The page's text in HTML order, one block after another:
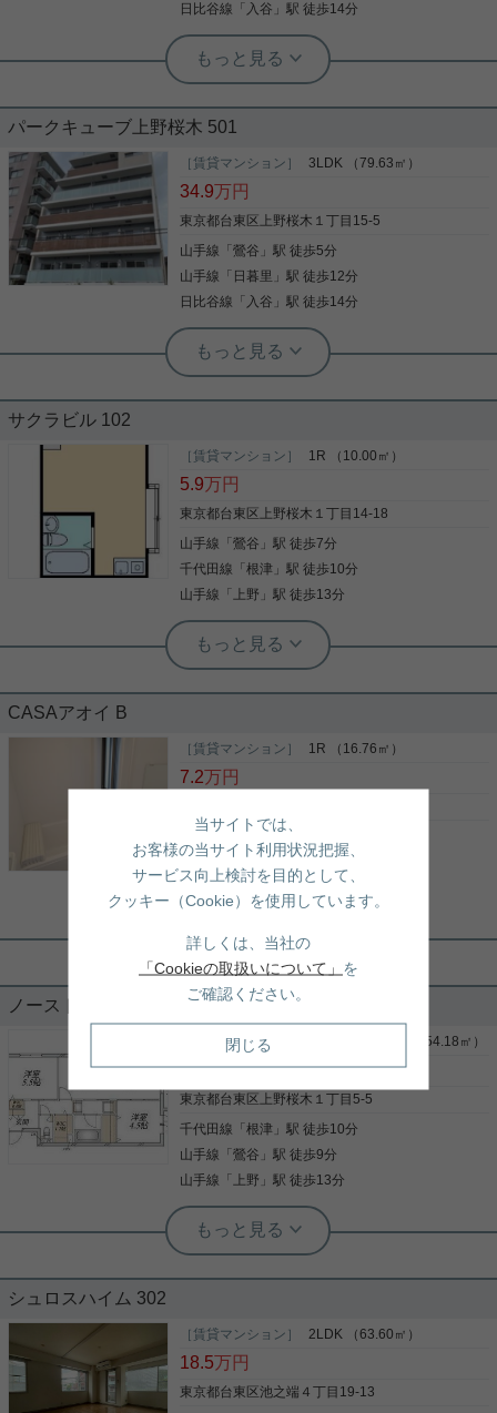
日比谷線 「 入谷 」駅 徒歩14分
根津駅前センター（実用根津ホーム株式会社 根津駅前センター） スタ
ッフ佐藤
34㎡2Kでこのお家賃☆SRCのしっかり
した建物です☆
山手線「鶯谷」駅から徒歩5分 南東向き角部屋で2階
しかも鉄筋鉄骨コンクリート造でしっかりした建物
です インターネット無料で経済的 お部屋の使い方は
あなた次第です この部屋に住んだらどんな暮らしに
なってください ご興味のある方はお気軽にお問い合
わせください ご連絡お待ちしております
写真(9)
パークキューブ上野桜木 501
［賃貸マンション］ 3LDK （79.63㎡）
34.9万円
東京都台東区上野桜木１丁目15-5
山手線 「鶯谷 」駅 徒歩5分
山手線 「 日暮里 」駅 徒歩12分
日比谷線 「 入谷 」駅 徒歩14分
根津駅前センター（実用根津ホーム株式会社 根津駅前センター） スタ
ッフ小西
高台エリアの上野桜木築浅マンション
上野桜木エリアでは珍しい３ＬＤＫタイプが募集開
始 ２０２１年築で設備も充実しています。 南東向き
で明るく、角部屋で風通しも良好なお部屋です。 お
問い合わせお待ちしております。
写真(9)
サクラビル 102
［賃貸マンション］ 1R （10.00㎡）
5.9万円
東京都台東区上野桜木１丁目14-18
山手線 「鶯谷 」駅 徒歩7分
千代田線 「根津 」駅 徒歩10分
山手線 「 上野 」駅 徒歩13分
実用春日ホーム 小石川店 スタッフ上田
★法人、学生、海外の可も歓迎★生活
おすすめ★ 人気の上野桜木エリアにある、1Rで
す。 3駅利用可能で通勤・通学に便利な立地で
す！！ インターネット無料で月々の費用も節約でき
く、学生・法人契約・外国籍の方まで幅広くご相談
いただけるお部屋です。 事務所利用もご相談可能な
ので、住居としてはもちろん、仕事やセカンドルー
ムなど幅広い用途でご検討いただけるおすすめの一
室です。
CASAアオイ B
［賃貸マンション］ 1R （16.76㎡）
7.2万円
山手線
「鶯谷
」駅 徒歩6分
千代田線「根津」駅 徒歩11分
山手線
「 上野 」駅 徒歩11分
ッフ小西
充実した水回りのワンルーム
お部屋はコンパクトですが水回りは充実しています
写真(9)
ノースト上野桜木 203
［賃貸マンション］ 2LDK＋1S(納戸) （54.18㎡）
23.6万円
東京都台東区上野桜木１丁目5-5
千代田線 「根津 」駅 徒歩10分
山手線 「鶯谷 」駅 徒歩9分
山手線 「 上野 」駅 徒歩13分
根津駅前センター（実用根津ホーム株式会社 根津駅前センター） スタ
ッフ佐藤
新築2SLDK☆ペット相談☆角部屋☆
わんちゃん猫ちゃんと一緒に暮らせる２SLDK ウォ
ークインクローゼットが付いていて荷物がすっきり
整理できます 水回りの設備が充実しています お部屋
の使い方はあなた次第です この部屋に住んだらどん
シュロスハイム 302
［賃貸マンション］ 2LDK （63.60㎡）
18.5万円
東京都台東区池之端４丁目19-13
当サイトでは、
お客様の当サイト利用状況把握、
サービス向上検討を目的として、
クッキー（Cookie）を使用しています。
詳しくは、当社の
「Cookieの取扱いについて」 を
ご確認ください。
閉じる